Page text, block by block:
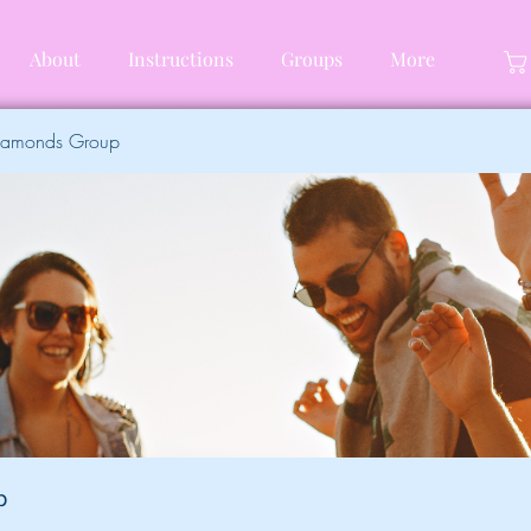
About Instructions Groups More
Group